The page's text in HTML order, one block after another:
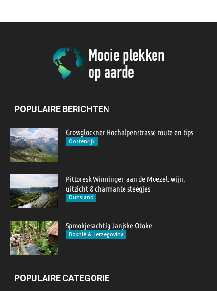
POPULAIRE BERICHTEN
Grossglockner Hochalpenstrasse route en tips
Oostenrijk
Pittoresk Winningen aan de Moezel: wijn,
uitzicht & charmante steegjes
Duitsland
Sprookjesachtig Janjske Otoke
Bosnië & Herzegovina
POPULAIRE CATEGORIE